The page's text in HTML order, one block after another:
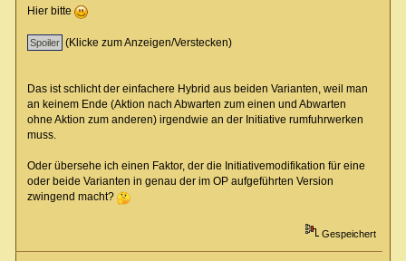
Hier bitte
(Klicke zum Anzeigen/Verstecken)
Das ist schlicht der einfachere Hybrid aus beiden Varianten, weil man
an keinem Ende (Aktion nach Abwarten zum einen und Abwarten
ohne Aktion zum anderen) irgendwie an der Initiative rumfuhrwerken
muss.
Oder übersehe ich einen Faktor, der die Initiativemodifikation für eine
oder beide Varianten in genau der im OP aufgeführten Version
zwingend macht?
Gespeichert